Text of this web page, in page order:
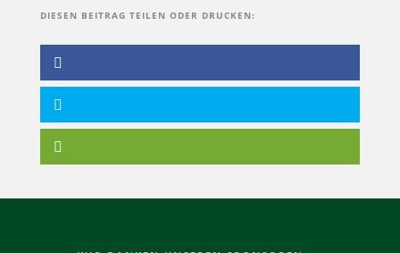
DIESEN BEITRAG TEILEN ODER DRUCKEN: